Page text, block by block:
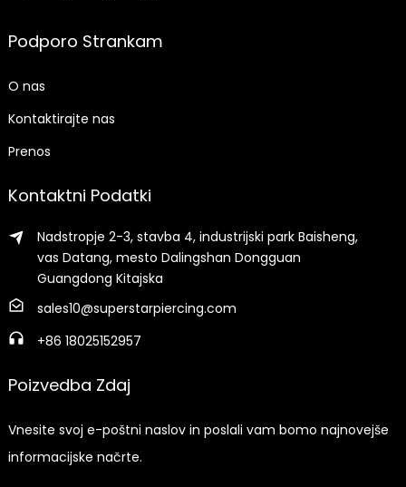
Podporo Strankam
O nas
Kontaktirajte nas
Prenos
Kontaktni Podatki
Nadstropje 2-3, stavba 4, industrijski park Baisheng,
vas Datang, mesto Dalingshan Dongguan
Guangdong Kitajska
sales10@superstarpiercing.com
+86 18025152957
Poizvedba Zdaj
Vnesite svoj e-poštni naslov in poslali vam bomo najnovejše
informacijske načrte.